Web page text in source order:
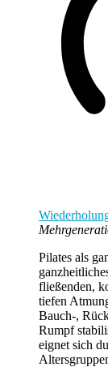
Pilates als
fließenden,
tiefen
Bauch-,
Rumpf
eignet sich